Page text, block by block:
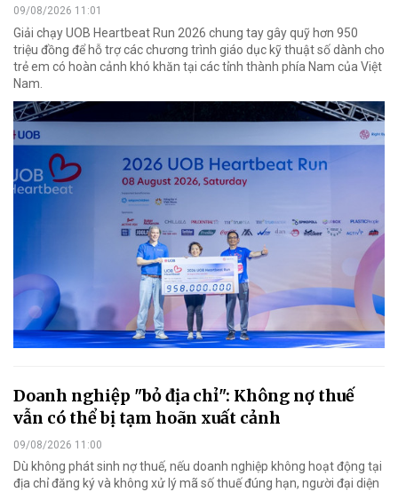
09/08/2026 11:01
Giải chạy UOB Heartbeat Run 2026 chung tay gây quỹ hơn 950
triệu đồng để hỗ trợ các chương trình giáo dục kỹ thuật số dành cho
trẻ em có hoàn cảnh khó khăn tại các tỉnh thành phía Nam của Việt
Nam.
Doanh nghiệp "bỏ địa chỉ": Không nợ thuế
vẫn có thể bị tạm hoãn xuất cảnh
09/08/2026 11:00
Dù không phát sinh nợ thuế, nếu doanh nghiệp không hoạt động tại
địa chỉ đăng ký và không xử lý mã số thuế đúng hạn, người đại diện